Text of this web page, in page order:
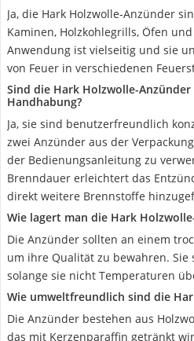
Ja, die Hark Holzwolle-Anzünder
Kaminen, Holzkohlegrills, Öfen
Anwendung ist vielseitig und sie
von Feuer in verschiedenen
Sind die Hark Holzwolle-
Handhabung?
Ja, sie sind benutzerfreundlich
zwei Anzünder aus der
der Bedienungsanleitung zu
Brenndauer erleichtert das
direkt weitere Brennstoffe
Wie lagert man die Hark
Die Anzünder sollten an einem
um ihre Qualität zu bewahren.
solange sie nicht Temperaturen
Wie umweltfreundlich sind die
Die Anzünder bestehen aus
das mit Kerzenparaffin getränkt